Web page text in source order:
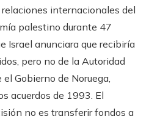
internacionales del
palestino durante 47
Israel anunciara que recibiría
pero no de la Autoridad
Gobierno de Noruega,
acuerdos de 1993. El
no es transferir fondos a